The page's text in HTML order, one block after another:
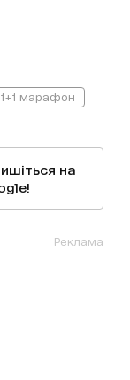
1+1 марафон
на
Реклама